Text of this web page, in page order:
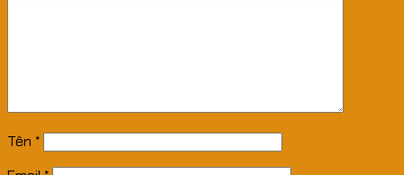
Tên *